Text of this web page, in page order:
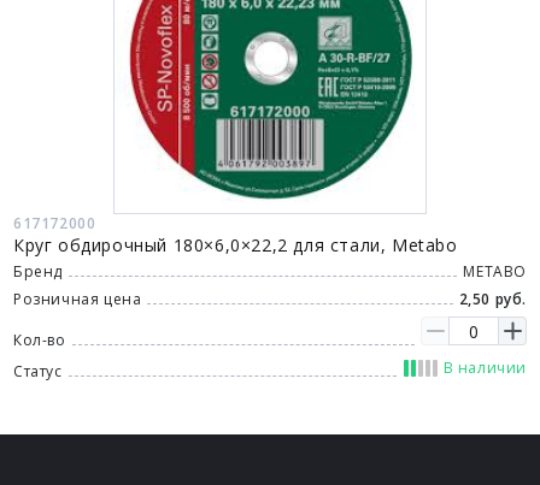
617172000
Круг обдирочный 180×6,0×22,2 для стали, Metabo
Бренд
METABO
Розничная цена
2,50 руб.
Кол-во
Статус
В наличии